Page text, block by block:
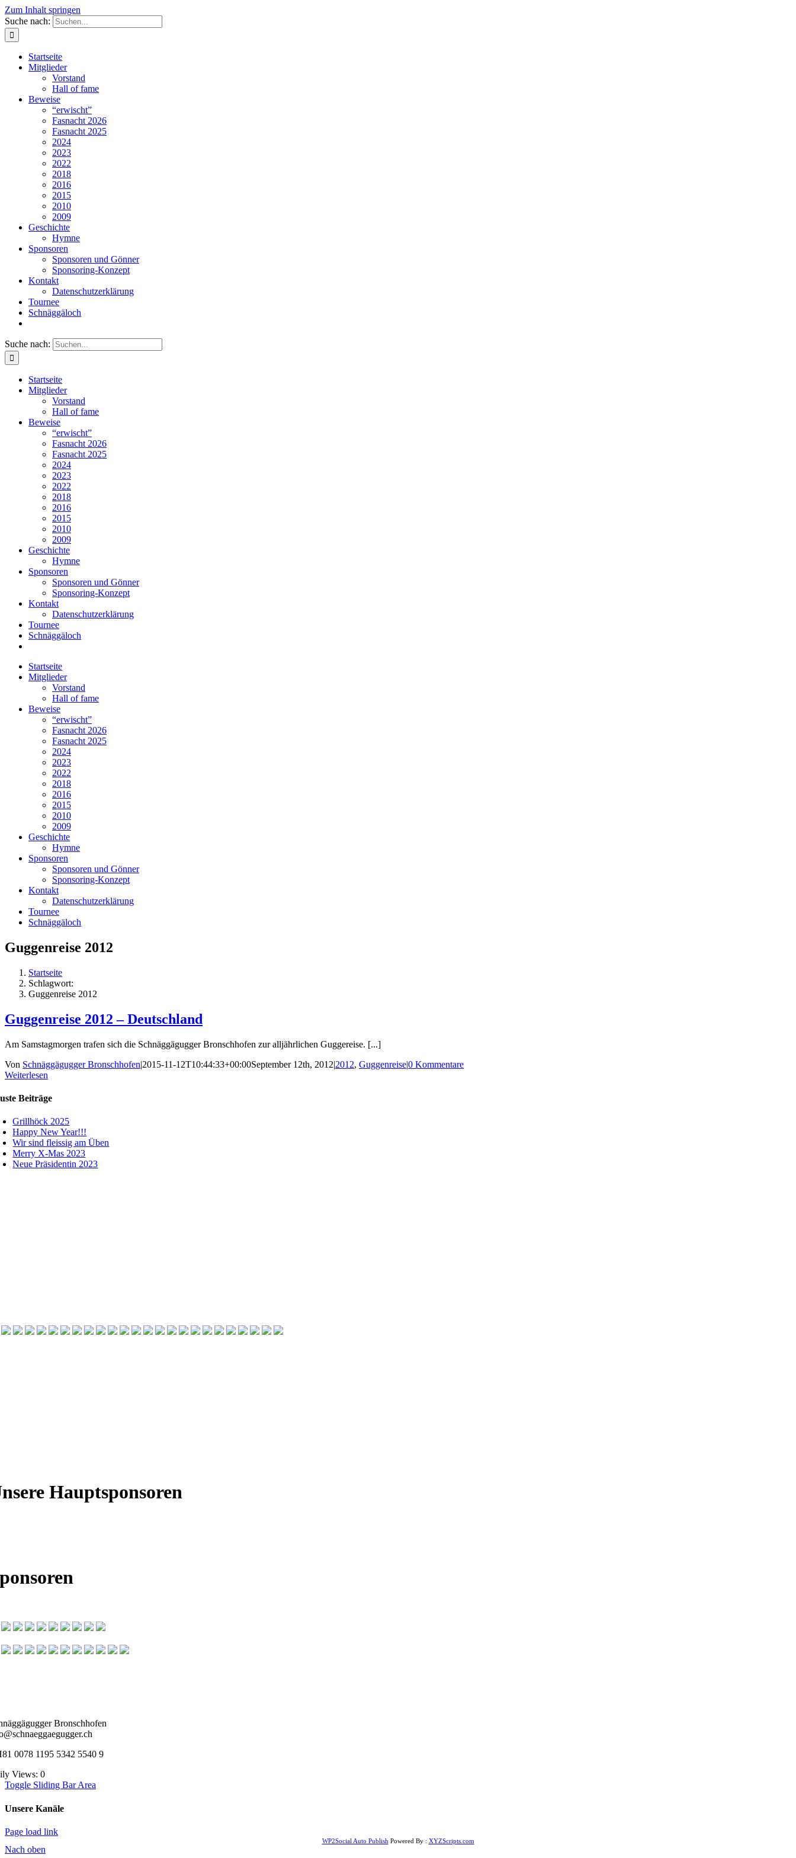
Zum Inhalt springen
Suche nach:
Startseite
Mitglieder
Vorstand
Hall of fame
Beweise
“erwischt”
Fasnacht 2026
Fasnacht 2025
2024
2023
2022
2018
2016
2015
2010
2009
Geschichte
Hymne
Sponsoren
Sponsoren und Gönner
Sponsoring-Konzept
Kontakt
Datenschutzerklärung
Tournee
Schnäggäloch
Suche nach:
Startseite
Mitglieder
Vorstand
Hall of fame
Beweise
“erwischt”
Fasnacht 2026
Fasnacht 2025
2024
2023
2022
2018
2016
2015
2010
2009
Geschichte
Hymne
Sponsoren
Sponsoren und Gönner
Sponsoring-Konzept
Kontakt
Datenschutzerklärung
Tournee
Schnäggäloch
Startseite
Mitglieder
Vorstand
Hall of fame
Beweise
“erwischt”
Fasnacht 2026
Fasnacht 2025
2024
2023
2022
2018
2016
2015
2010
2009
Geschichte
Hymne
Sponsoren
Sponsoren und Gönner
Sponsoring-Konzept
Kontakt
Datenschutzerklärung
Tournee
Schnäggäloch
Guggenreise 2012
Startseite
Schlagwort:
Guggenreise 2012
Guggenreise 2012 – Deutschland
Am Samstagmorgen trafen sich die Schnäggägugger Bronschhofen zur alljährlichen Guggereise. [...]
Von Schnäggägugger Bronschhofen|2015-11-12T10:44:33+00:00September 12th, 2012|2012, Guggenreise|0 Kommentare
Weiterlesen
Beiträge
Grillhöck 2025
Happy New Year!!!
Wir sind fleissig am Üben
Merry X-Mas 2023
Neue Präsidentin 2023
Hauptsponsoren
Bronschhofen
0078 1195 5342 5540 9
Views: 0
Toggle Sliding Bar Area
Unsere Kanäle
Page load link
WP2Social Auto Publish Powered By : XYZScripts.com
Nach oben